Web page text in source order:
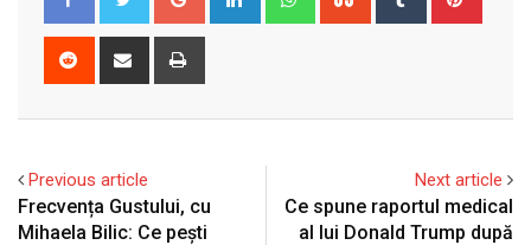
Reddit
Share
Previous article
Frecvența Gustului, cu
Mihaela Bilic: Ce pești
Next article
Ce spune raportul medical
al lui Donald Trump după